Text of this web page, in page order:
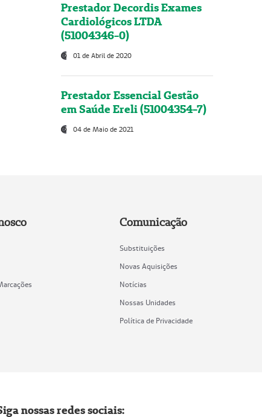
Prestador Decordis Exames
Cardiológicos LTDA
(51004346-0)
01 de Abril de 2020
Prestador Essencial Gestão
em Saúde Ereli (51004354-7)
04 de Maio de 2021
Comunicação
Substituições
Novas Aquisições
Notícias
Nossas Unidades
Política de Privacidade
nossas redes sociais: